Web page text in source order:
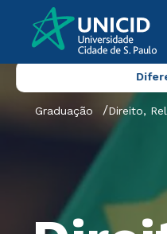
Graduação Direito,